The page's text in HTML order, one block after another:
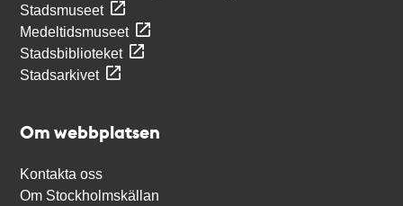
Stadsmuseet
Medeltidsmuseet
Stadsbiblioteket
Stadsarkivet
Om webbplatsen
Kontakta oss
Om Stockholmskällan